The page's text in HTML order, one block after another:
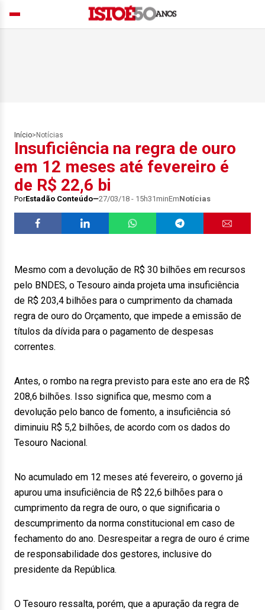
Início> Notícias
Insuficiência na regra de ouro
em 12 meses até fevereiro é
de R$ 22,6 bi
PorEstadão Conteúdo 27/03/18 - 15h31minEmNotícias
Mesmo com a devolução de R$ 30 bilhões em recursos
pelo BNDES, o Tesouro ainda projeta uma insuficiência
de R$ 203,4 bilhões para o cumprimento da chamada
regra de ouro do Orçamento, que impede a emissão de
títulos da dívida para o pagamento de despesas
correntes.
Antes, o rombo na regra previsto para este ano era de R$
208,6 bilhões. Isso significa que, mesmo com a
devolução pelo banco de fomento, a insuficiência só
diminuiu R$ 5,2 bilhões, de acordo com os dados do
Tesouro Nacional.
No acumulado em 12 meses até fevereiro, o governo já
apurou uma insuficiência de R$ 22,6 bilhões para o
cumprimento da regra de ouro, o que significaria o
descumprimento da norma constitucional em caso de
fechamento do ano. Desrespeitar a regra de ouro é crime
de responsabilidade dos gestores, inclusive do
presidente da República.
O Tesouro ressalta, porém, que a apuração da regra de